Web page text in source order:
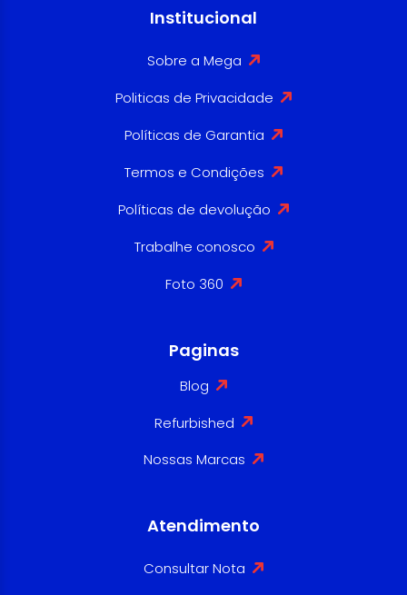
Institucional
Sobre a Mega
Politicas de Privacidade
Políticas de Garantia
Termos e Condições
Políticas de devolução
Trabalhe conosco
Foto 360
Paginas
Blog
Refurbished
Nossas Marcas
Atendimento
Consultar Nota